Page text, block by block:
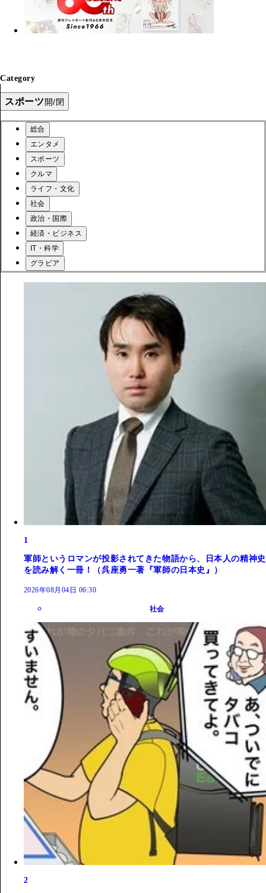
Category
スポーツ開/閉
総合
エンタメ
スポーツ
クルマ
ライフ・文化
社会
政治・国際
経済・ビジネス
IT・科学
グラビア
1
軍師というロマンが投影されてきた物語から、日本人の精神史
を読み解く一冊！（呉座勇一著『軍師の日本史』）
2026年08月04日 06:30
社会
2